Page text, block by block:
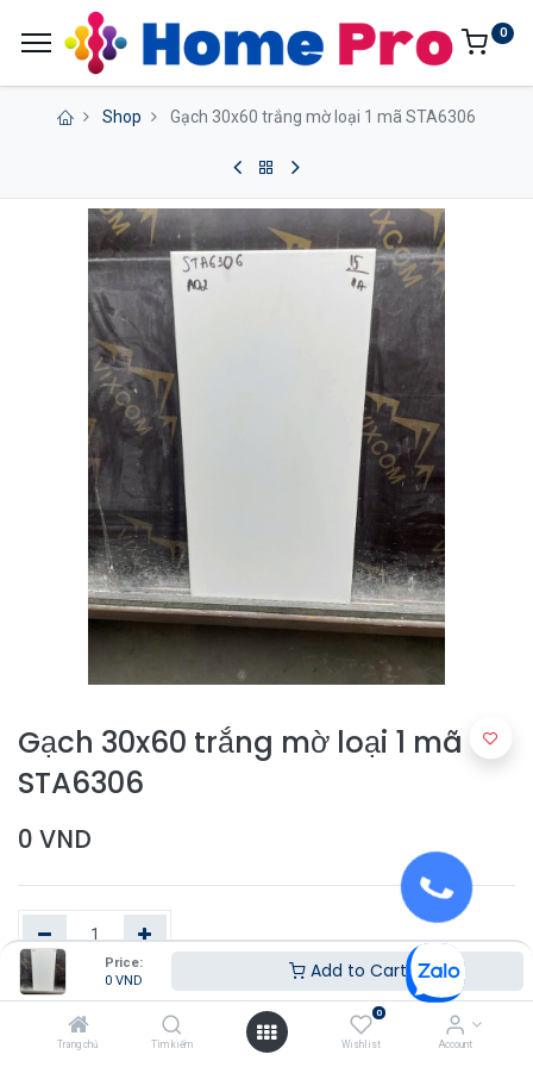
Price:
0 VND Add to Cart
Trang chủ Tìm kiếm
0
Wishlist Account
0
Shop Gạch 30x60 trắng mờ loại 1 mã STA6306
Gạch 30x60 trắng mờ loại 1 mã
STA6306
0 VND
Thêm vào giỏ hàng